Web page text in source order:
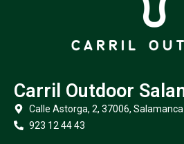
Carril Outdoor
Calle Astorga, 2, 37006, Salamanca
923 12 44 43